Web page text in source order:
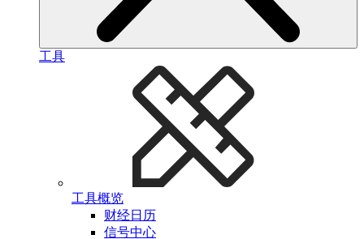
工具
工具概览
财经日历
信号中心